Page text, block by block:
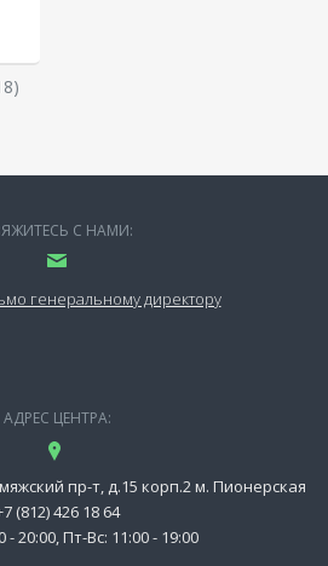
С НАМИ:
генеральному директору
АДРЕС ЦЕНТРА:
пр-т, д.15 корп.2 м. Пионерская
(812) 426 18 64
- 20:00, Пт-Вс: 11:00 - 19:00